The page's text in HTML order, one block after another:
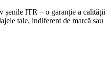
șenile ITR – o garanție a calității
tale, indiferent de marcă sau